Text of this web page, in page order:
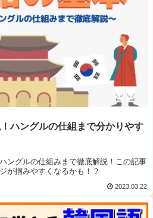
ハングルの仕組まで分かりやす
ングルの仕組みまで徹底解説！この記事
が掴みやすくなるかも！？
2023.03.22